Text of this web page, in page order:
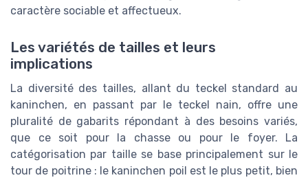
caractère sociable et affectueux.
Les variétés de tailles et leurs
implications
La diversité des tailles, allant du teckel standard au
kaninchen, en passant par le teckel nain, offre une
pluralité de gabarits répondant à des besoins variés,
que ce soit pour la chasse ou pour le foyer. La
catégorisation par taille se base principalement sur le
tour de poitrine : le kaninchen poil est le plus petit, bien